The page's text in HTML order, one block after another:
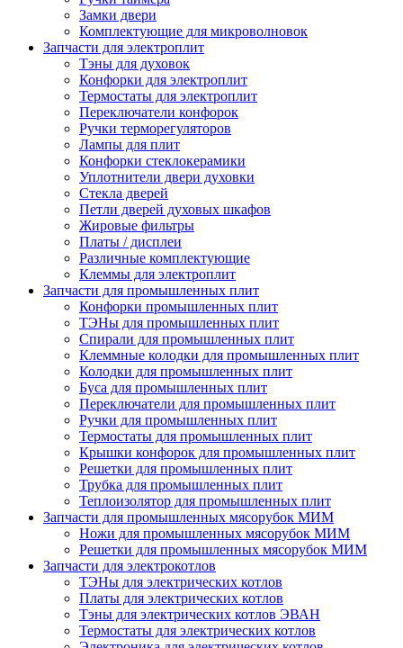
Замки двери
Комплектующие для микроволновок
Запчасти для электроплит
Тэны для духовок
Конфорки для электроплит
Термостаты для электроплит
Переключатели конфорок
Ручки терморегуляторов
Лампы для плит
Конфорки стеклокерамики
Уплотнители двери духовки
Стекла дверей
Петли дверей духовых шкафов
Жировые фильтры
Платы / дисплеи
Различные комплектующие
Клеммы для электроплит
Запчасти для промышленных плит
Конфорки промышленных плит
ТЭНы для промышленных плит
Спирали для промышленных плит
Клеммные колодки для промышленных плит
Колодки для промышленных плит
Буса для промышленных плит
Переключатели для промышленных плит
Ручки для промышленных плит
Термостаты для промышленных плит
Крышки конфорок для промышленных плит
Решетки для промышленных плит
Трубка для промышленных плит
Теплоизолятор для промышленных плит
Запчасти для промышленных мясорубок МИМ
Ножи для промышленных мясорубок МИМ
Решетки для промышленных мясорубок МИМ
Запчасти для электрокотлов
ТЭНы для электрических котлов
Платы для электрических котлов
Тэны для электрических котлов ЭВАН
Термостаты для электрических котлов